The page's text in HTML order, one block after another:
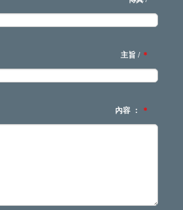
主旨 / *
內容 ： *